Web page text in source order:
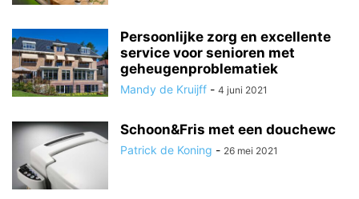
Persoonlijke zorg en excellente
service voor senioren met
geheugenproblematiek
Mandy de Kruijff - 4 juni 2021
Schoon&Fris met een douchewc
Patrick de Koning - 26 mei 2021